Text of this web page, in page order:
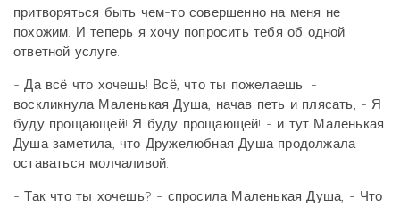
притворяться быть чем-то совершенно на меня не
похожим. И теперь я хочу попросить тебя об одной
ответной услуге.
- Да всё что хочешь! Всё, что ты пожелаешь! -
воскликнула Маленькая Душа, начав петь и плясать, - Я
буду прощающей! Я буду прощающей! - и тут Маленькая
Душа заметила, что Дружелюбная Душа продолжала
оставаться молчаливой.
- Так что ты хочешь? - спросила Маленькая Душа, - Что